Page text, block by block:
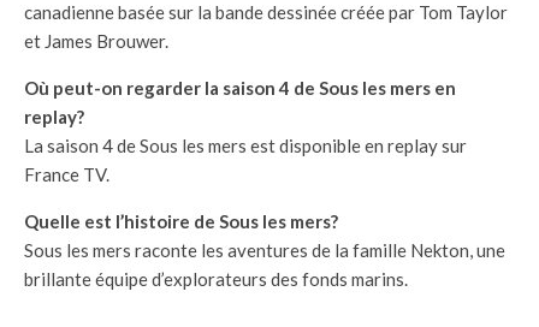
canadienne basée sur la bande dessinée créée par Tom Taylor
et James Brouwer.
Où peut-on regarder la saison 4 de Sous les mers en
replay?
La saison 4 de Sous les mers est disponible en replay sur
France TV.
Quelle est l’histoire de Sous les mers?
Sous les mers raconte les aventures de la famille Nekton, une
brillante équipe d’explorateurs des fonds marins.